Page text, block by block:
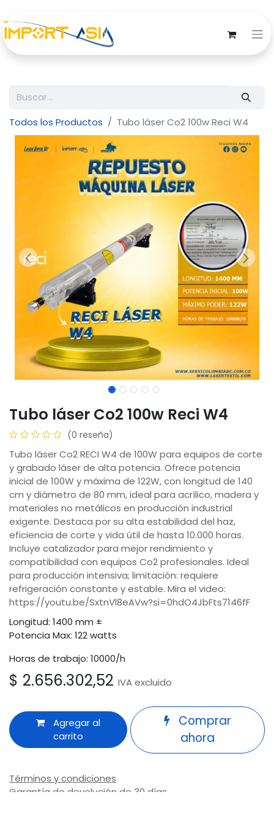
Todos los Productos Tubo láser Co2 100w Reci W4
Tubo láser Co2 100w Reci W4
(0 reseña)
Tubo láser Co2 RECI W4 de 100W para equipos de corte
y grabado láser de alta potencia. Ofrece potencia
inicial de 100W y máxima de 122W, con longitud de 140
cm y diámetro de 80 mm, ideal para acrílico, madera y
materiales no metálicos en producción industrial
exigente. Destaca por su alta estabilidad del haz,
eficiencia de corte y vida útil de hasta 10.000 horas.
Incluye catalizador para mejor rendimiento y
compatibilidad con equipos Co2 profesionales. Ideal
para producción intensiva; limitación: requiere
refrigeración constante y estable. Mira el video:
https://youtu.be/SxtnVl8eAVw?si=0hdO4JbFts7146fF
Longitud: 1400 mm ±
Potencia Max: 122 watts
Horas de trabajo: 10000/h
$ 2.656.302,52 IVA excluido
Agregar al
carrito
Comprar
ahora
Términos y condiciones
Garantía de devolución de 30 días